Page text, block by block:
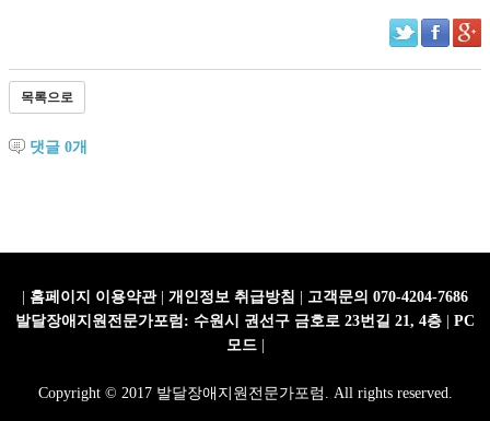
목록으로
댓글 0개
홈페이지 이용약관| 개인정보 취급방침
고객문의 070-4204-7686
발달장애지원전문가포럼: 수원시 권선구 금호로 23번길 21, 4층
PC
모드|
Copyright © 2017 발달장애지원전문가포럼. All rights reserved.